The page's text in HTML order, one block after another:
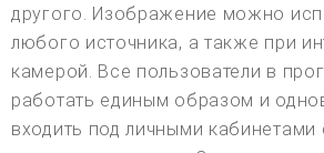
другого. Изображение можно
любого источника, а также при
камерой. Все пользователи в
работать единым образом и
входить под личными